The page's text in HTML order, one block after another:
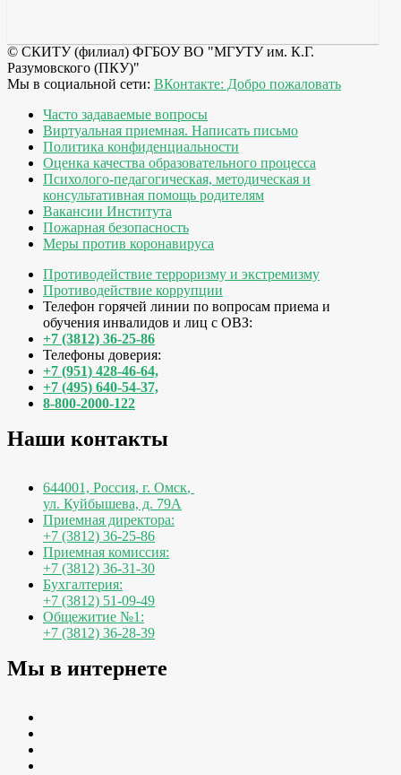
© СКИТУ (филиал) ФГБОУ ВО "МГУТУ им. К.Г.
Разумовского (ПКУ)"
Мы в социальной сети: ВКонтакте: Добро пожаловать
Часто задаваемые вопросы
Виртуальная приемная. Написать письмо
Политика конфиденциальности
Оценка качества образовательного процесса
Психолого-педагогическая, методическая и
консультативная помощь родителям
Вакансии Института
Пожарная безопасность
Меры против коронавируса
Противодействие терроризму и экстремизму
Противодействие коррупции
Телефон горячей линии по вопросам приема и
обучения инвалидов и лиц с ОВЗ:
+7 (3812) 36-25-86
Телефоны доверия:
+7 (951) 428-46-64,
+7 (495) 640-54-37,
8-800-2000-122
Наши контакты
644001, Россия, г. Омск,
ул. Куйбышева, д. 79А
Приемная директора:
+7 (3812) 36-25-86
Приемная комиссия:
+7 (3812) 36-31-30
Бухгалтерия:
+7 (3812) 51-09-49
Общежитие №1:
+7 (3812) 36-28-39
Мы в интернете